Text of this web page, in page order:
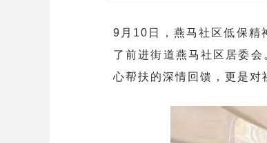
9月10日，燕马社区低保精
了前进街道燕马社区居委
心帮扶的深情回馈，更是对